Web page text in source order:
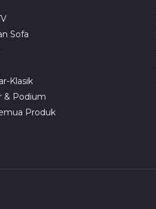
Sofa
Klasik
& Podium
Produk